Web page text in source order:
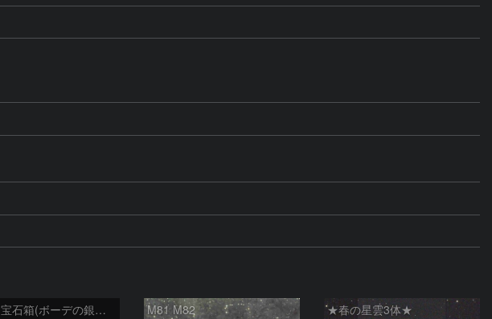
夜空は宝石箱(ボーデの銀河 M81) Seestar50 M81 M82 ★春の星雲3体★